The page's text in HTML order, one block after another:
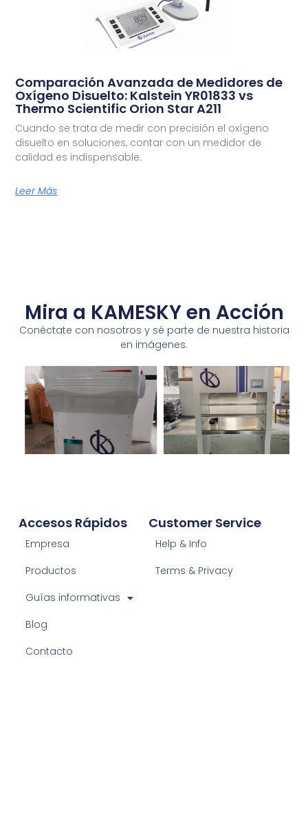
Comparación Avanzada de Medidores de
Oxígeno Disuelto: Kalstein YR01833 vs
Thermo Scientific Orion Star A211
Cuando se trata de medir con precisión el oxígeno
disuelto en soluciones, contar con un medidor de
calidad es indispensable.
Leer Más
Mira a KAMESKY en Acción
Conéctate con nosotros y sé parte de nuestra historia
en imágenes.
Customer Service
Help & Info
Terms & Privacy
Accesos Rápidos
Empresa
Productos
Guías informativas
Blog
Contacto